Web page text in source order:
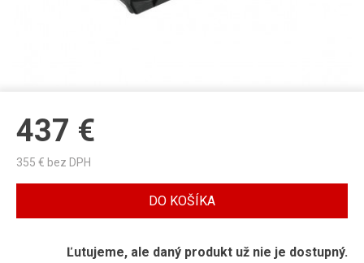
437 €
355 € bez DPH
DO KOŠÍKA
Ľutujeme, ale daný produkt už nie je dostupný.